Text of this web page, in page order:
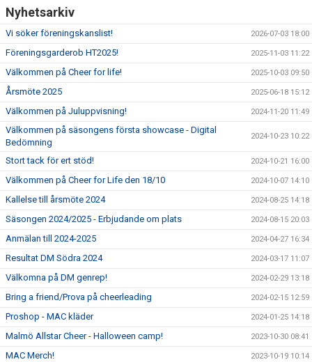
Nyhetsarkiv
Vi söker föreningskanslist! 2026-07-03 18:00
Föreningsgarderob HT2025! 2025-11-03 11:22
Välkommen på Cheer for life! 2025-10-03 09:50
Årsmöte 2025 2025-06-18 15:12
Välkommen på Juluppvisning! 2024-11-20 11:49
Välkommen på säsongens första showcase - Digital
Bedömning
2024-10-23 10:22
Stort tack för ert stöd! 2024-10-21 16:00
Välkommen på Cheer for Life den 18/10 2024-10-07 14:10
Kallelse till årsmöte 2024 2024-08-25 14:18
Säsongen 2024/2025 - Erbjudande om plats 2024-08-15 20:03
Anmälan till 2024-2025 2024-04-27 16:34
Resultat DM Södra 2024 2024-03-17 11:07
Välkomna på DM genrep! 2024-02-29 13:18
Bring a friend/Prova på cheerleading 2024-02-15 12:59
Proshop - MAC kläder 2024-01-25 14:18
Malmö Allstar Cheer - Halloween camp! 2023-10-30 08:41
MAC Merch! 2023-10-19 10:14